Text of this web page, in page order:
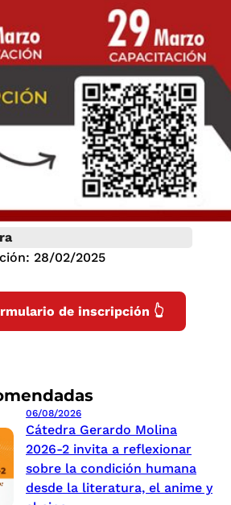
28/02/2025
06/08/2026
Cátedra Gerardo Molina
2026-2 invita a reflexionar
sobre la condición humana
desde la literatura, el anime y
de inscripción 👆